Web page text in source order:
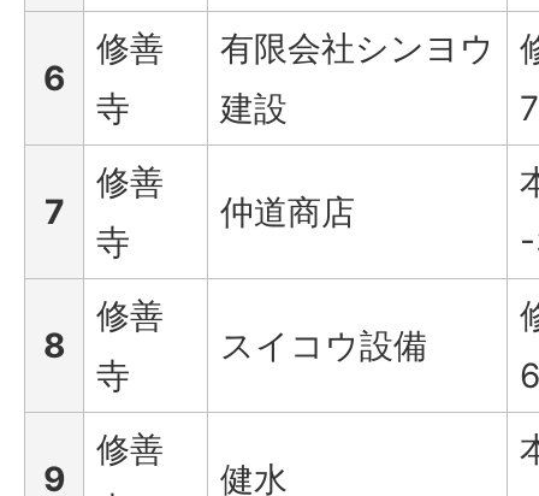
6
修善
寺
有限会社シンヨウ
建設
7
修善
寺
仲道商店
8
修善
寺
スイコウ設備
9
修善
健水